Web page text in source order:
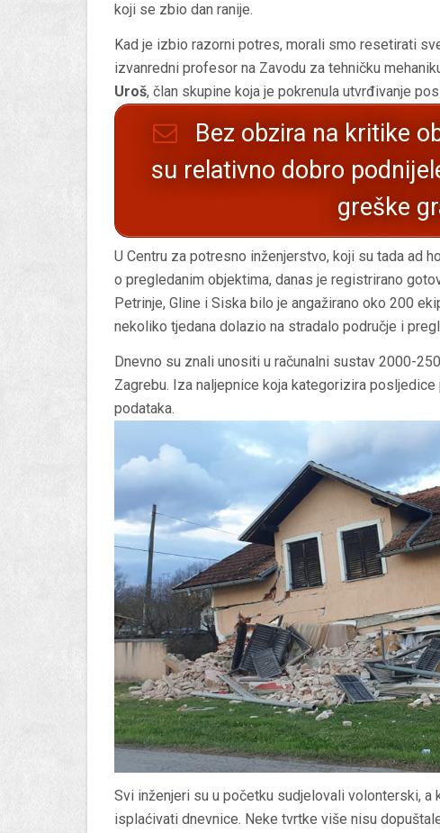
koji se zbio dan ranije.
Kad je izbio razorni potres, morali smo resetirati
izvanredni profesor na Zavodu za tehničku
Uroš, član skupine koja je pokrenula utvrđivanje
Bez obzira na kritike
su relativno dobro
greške
U Centru za potresno inženjerstvo, koji su tada ad
o pregledanim objektima, danas je registrirano
Petrinje, Gline i Siska bilo je angažirano oko 200
nekoliko tjedana dolazio na stradalo područje i
Dnevno su znali unositi u računalni sustav 2000-
Zagrebu. Iza naljepnice koja kategorizira
podataka.
Svi inženjeri su u početku sudjelovali volonterski,
isplaćivati dnevnice. Neke tvrtke više nisu